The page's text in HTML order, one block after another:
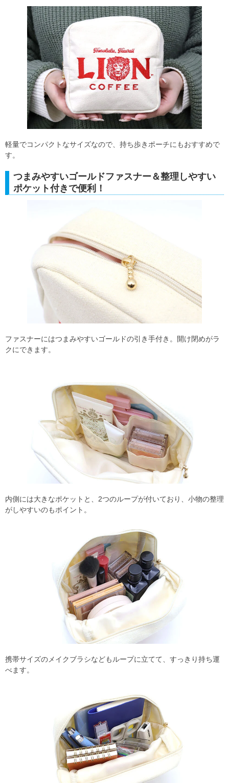
軽量でコンパクトなサイズなので、持ち歩きポーチにもおすすめで
す。
つまみやすいゴールドファスナー＆整理しやすい
ポケット付きで便利！
ファスナーにはつまみやすいゴールドの引き手付き。開け閉めがラ
クにできます。
内側には大きなポケットと、2つのループが付いており、小物の整理
がしやすいのもポイント。
携帯サイズのメイクブラシなどもループに立てて、すっきり持ち運
べます。